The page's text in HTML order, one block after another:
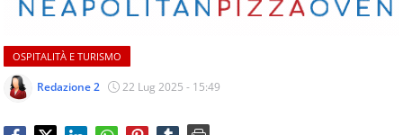
quotidiani
mondo
dell'alimentazione,
dei
consumi
OSPITALITÀ E TURISMO
Redazione 2 22 Lug 2025 - 15:49